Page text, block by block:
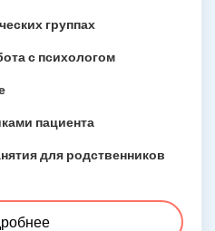
группах
с психологом
пациента
для родственников